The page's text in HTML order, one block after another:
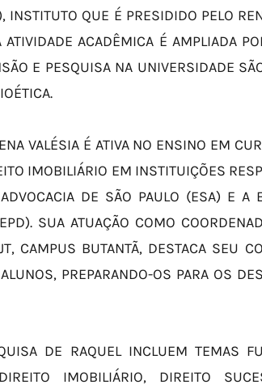
INSTITUTO QUE É PRESIDIDO PELO
ACADÊMICA É AMPLIADA
E PESQUISA NA UNIVERSIDADE
VALÉSIA É ATIVA NO ENSINO EM
IMOBILIÁRIO EM INSTITUIÇÕES
DE SÃO PAULO (ESA) E A
SUA ATUAÇÃO COMO
CAMPUS BUTANTÃ, DESTACA SEU
PREPARANDO-OS PARA OS
DE RAQUEL INCLUEM TEMAS
IMOBILIÁRIO, DIREITO